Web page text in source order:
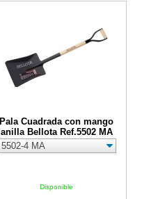
Pala Cuadrada con mango
anilla Bellota Ref.5502 MA
Disponible